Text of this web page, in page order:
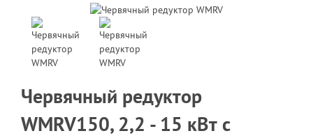
Червячный редуктор
WMRV150, 2,2 - 15 кВт с